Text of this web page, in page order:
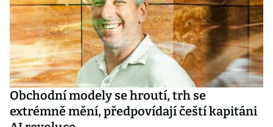
Obchodní modely se hroutí, trh se
extrémně mění, předpovídají čeští kapitáni